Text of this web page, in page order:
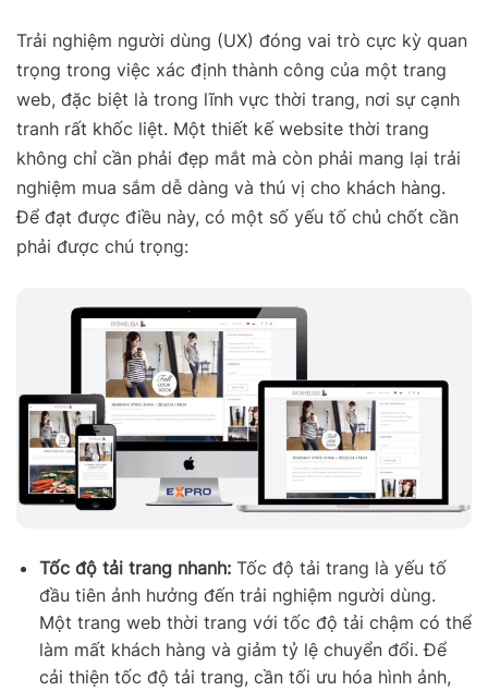
Trải nghiệm người dùng (UX) đóng vai trò cực kỳ quan
trọng trong việc xác định thành công của một trang
web, đặc biệt là trong lĩnh vực thời trang, nơi sự cạnh
tranh rất khốc liệt. Một thiết kế website thời trang
không chỉ cần phải đẹp mắt mà còn phải mang lại trải
nghiệm mua sắm dễ dàng và thú vị cho khách hàng.
Để đạt được điều này, có một số yếu tố chủ chốt cần
phải được chú trọng:
Tốc độ tải trang nhanh:Tốc độ tải trang là yếu tố
đầu tiên ảnh hưởng đến trải nghiệm người dùng.
Một trang web thời trang với tốc độ tải chậm có thể
làm mất khách hàng và giảm tỷ lệ chuyển đổi. Để
cải thiện tốc độ tải trang, cần tối ưu hóa hình ảnh,